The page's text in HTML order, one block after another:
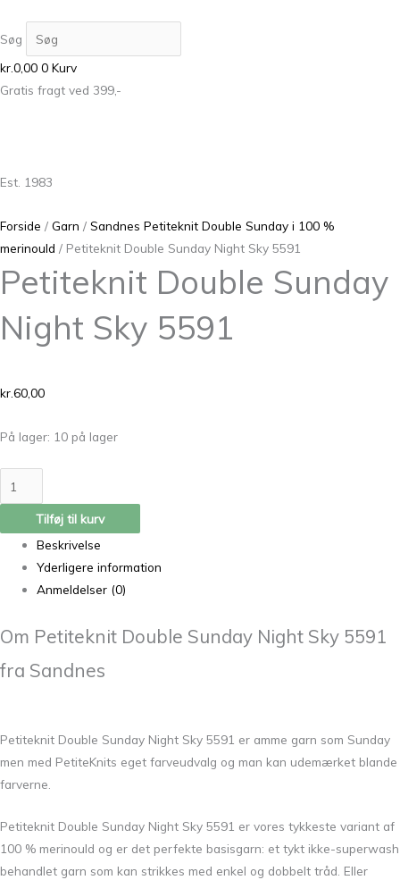
Søg
kr.0,00 0 Kurv
Gratis fragt ved 399,-
Est. 1983
Forside / Garn / Sandnes Petiteknit Double Sunday i 100 %
merinould / Petiteknit Double Sunday Night Sky 5591
Petiteknit Double Sunday
Night Sky 5591
kr.60,00
På lager: 10 på lager
Tilføj til kurv
Beskrivelse
Yderligere information
Anmeldelser (0)
Om Petiteknit Double Sunday Night Sky 5591
fra Sandnes
Petiteknit Double Sunday Night Sky 5591 er amme garn som Sunday
men med PetiteKnits eget farveudvalg og man kan udemærket blande
farverne.
Petiteknit Double Sunday Night Sky 5591 er vores tykkeste variant af
100 % merinould og er det perfekte basisgarn: et tykt ikke-superwash
behandlet garn som kan strikkes med enkel og dobbelt tråd. Eller